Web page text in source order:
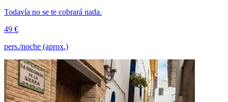
Todavía no se te cobrará nada.
49 €
pers./noche (aprox.)